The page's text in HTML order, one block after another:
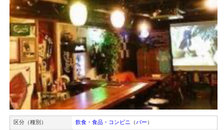
区分（種別） 飲食・食品・コンビニ （バー ）